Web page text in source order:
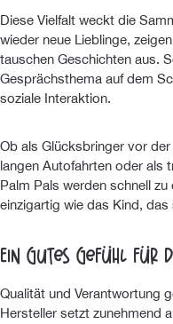
Diese Vielfalt weckt die
wieder neue Lieblinge,
tauschen Geschichten aus.
Gesprächsthema auf dem
soziale Interaktion.
Ob als Glücksbringer vor
langen Autofahrten oder als
Palm Pals werden schnell
einzigartig wie das Kind, das
Ein gutes Gefühl für
Qualität und Verantwortung
Hersteller setzt zunehmend